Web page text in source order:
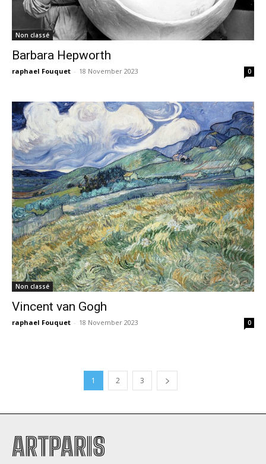
Non classé
Barbara Hepworth
raphael Fouquet - 18 November 2023 0
Non classé
Vincent van Gogh
raphael Fouquet - 18 November 2023 0
1 2 3
ARTPARIS